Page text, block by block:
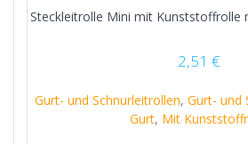
Steckleitrolle Mini mit Kunststoffrolle
2,51 €
Gurt- und Schnurleitrollen, Gurt- und
Gurt, Mit